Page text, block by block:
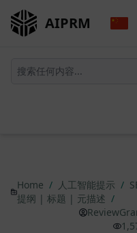
AIPRM
Home / 人工智能提示 /
提纲 | 标题 | 元描述 /